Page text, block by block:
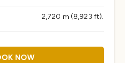
2,720 m (8,923 ft).
NOW